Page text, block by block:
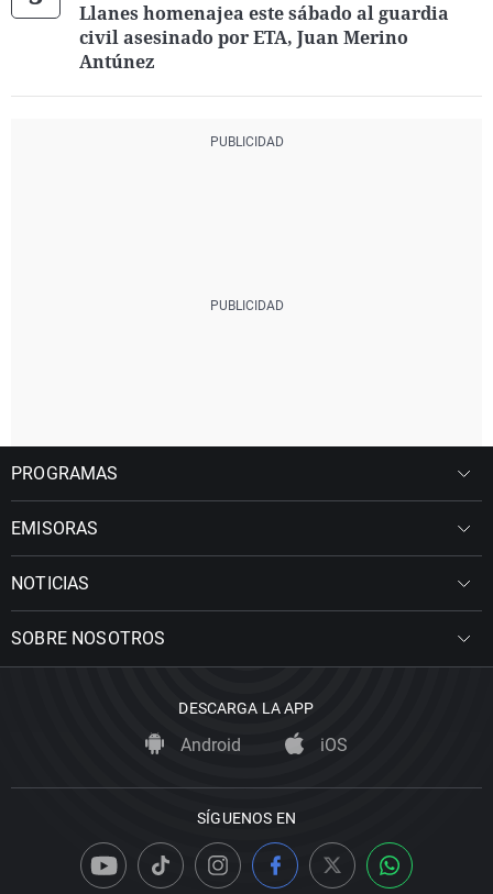
Llanes homenajea este sábado al guardia
civil asesinado por ETA, Juan Merino
Antúnez
PROGRAMAS
EMISORAS
NOTICIAS
SOBRE NOSOTROS
DESCARGA LA APP
Android iOS
SÍGUENOS EN